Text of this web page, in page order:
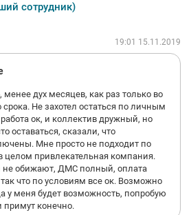
сотрудник)
19:01 15.11.2019
менее дух месяцев, как раз только во
Не захотел остаться по личным
ок, и коллектив дружный, но
оставаться, сказали, что
Мне просто не подходит по
целом привлекательная компания.
не обижают, ДМС полный, оплата
что по условиям все ок. Возможно
у меня будет возможность, попробую
примут конечно.